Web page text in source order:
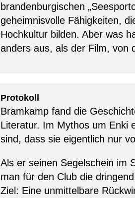
brandenburgischen
geheimnisvolle Fähigkeiten,
Hochkultur bilden. Aber was
anders aus, als der Film, von
Protokoll
Bramkamp fand die
Literatur. Im Mythos um Enki
sind, dass sie eigentlich nur
Als er seinen Segelschein im
man für den Club die
Ziel: Eine unmittelbare